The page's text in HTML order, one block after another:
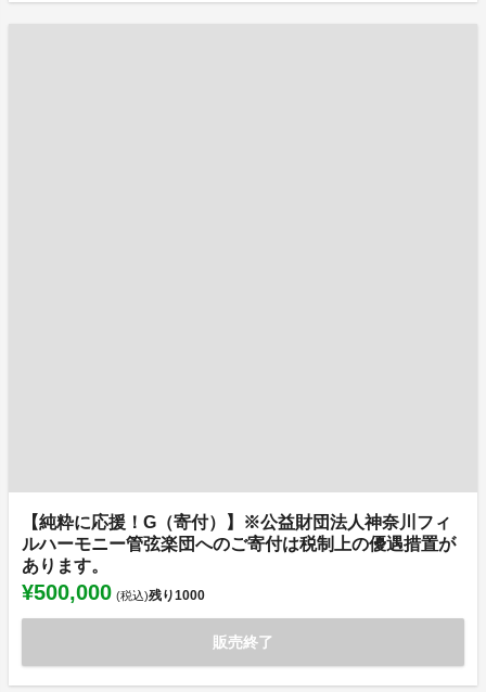
【純粋に応援！G（寄付）】※公益財団法人神奈川フィ
ルハーモニー管弦楽団へのご寄付は税制上の優遇措置が
あります。
¥500,000 (税込)残り1000
販売終了